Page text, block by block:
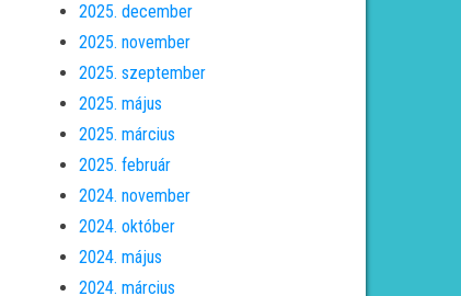
2025. december
2025. november
2025. szeptember
2025. május
2025. március
2025. február
2024. november
2024. október
2024. május
2024. március